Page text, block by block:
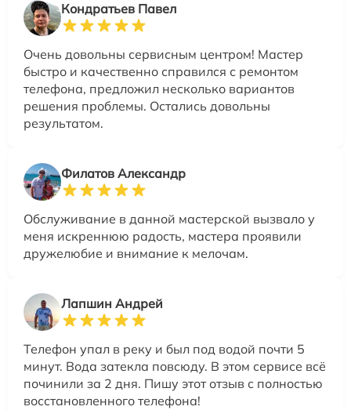
Кондратьев Павел
Очень довольны сервисным центром! Мастер
быстро и качественно справился с ремонтом
телефона, предложил несколько вариантов
решения проблемы. Остались довольны
результатом.
Филатов Александр
Обслуживание в данной мастерской вызвало у
меня искреннюю радость, мастера проявили
дружелюбие и внимание к мелочам.
Лапшин Андрей
Телефон упал в реку и был под водой почти 5
минут. Вода затекла повсюду. В этом сервисе всё
починили за 2 дня. Пишу этот отзыв с полностью
восстановленного телефона!